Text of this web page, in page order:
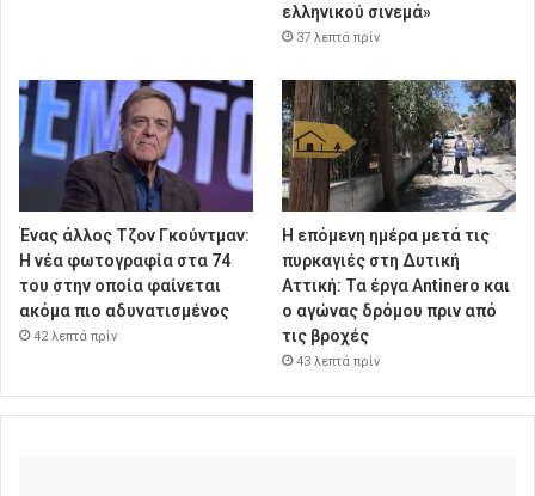
ελληνικού σινεμά»
37 λεπτά πρίν
Ένας άλλος Τζον Γκούντμαν:
H νέα φωτογραφία στα 74
του στην οποία φαίνεται
ακόμα πιο αδυνατισμένος
42 λεπτά πρίν
Η επόμενη ημέρα μετά τις
πυρκαγιές στη Δυτική
Αττική: Τα έργα Antinero και
ο αγώνας δρόμου πριν από
τις βροχές
43 λεπτά πρίν